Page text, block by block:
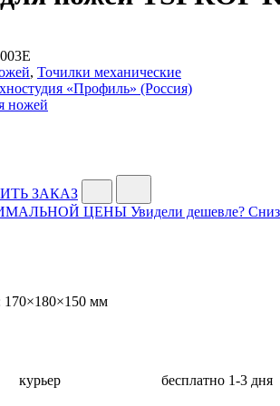
, Точилки механические
«Профиль» (Россия)
ножей
ЗАКАЗ
ЦЕНЫ Увидели дешевле?
170×180×150 мм
курьер бесплатно 1-3 дня